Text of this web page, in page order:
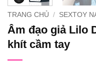
TRANG CHỦ / SEXTOY
Âm đạo giả Lilo
khít cầm tay